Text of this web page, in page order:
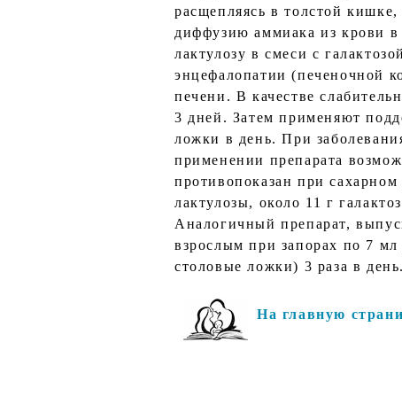
расщепляясь в толстой
диффузию аммиака из крови
лактулозу в смеси с
энцефалопатии (печеночной
печени. В качестве
3 дней. Затем применяют
ложки в день. При
применении препарата
противопоказан при
лактулозы, около 11 г
Аналогичный препарат,
взрослым при запорах по 7
столовые ложки) 3 раза в
На главную